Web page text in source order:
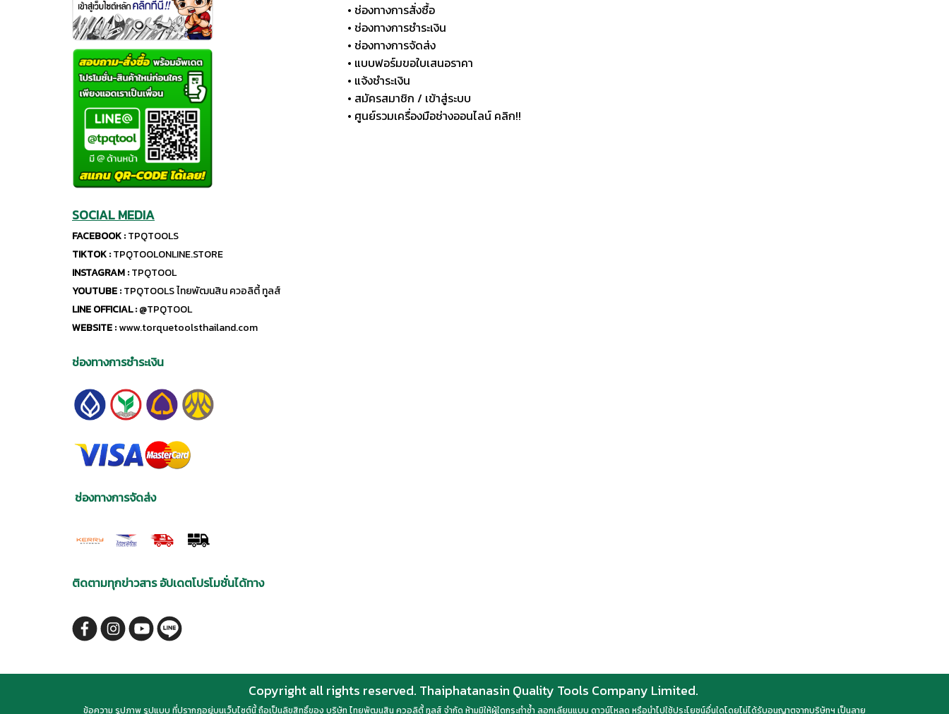
SOCIAL MEDIA
FACEBOOK :TPQTOOLS
TIKTOK :TPQTOOLONLINE.STORE
INSTAGRAM :TPQTOOL
YOUTUBE :TPQTOOLS ไทยพัฒนสิน ควอลิตี้ ทูลส์
LINE OFFICIAL :@TPQTOOL
WEBSITE :www.torquetoolsthailand.com
ช่องทางการชำระเงิน
ช่องทางการจัดส่ง
ติดตามทุกข่าวสาร อัปเดตโปรโมชั่นได้ทาง
• ช่องทางการสั่งซื้อ
• ช่องทางการชำระเงิน
• ช่องทางการจัดส่ง
• แบบฟอร์มขอใบเสนอราคา
• แจ้งชำระเงิน
• สมัครสมาชิก / เข้าสู่ระบบ
• ศูนย์รวมเครื่องมือช่างออนไลน์ คลิก!!
Copyright all rights reserved. Thaiphatanasin Quality Tools Company Limited.
ข้อความ รูปภาพ รูปแบบ ที่ปรากฏอยู่บนเว็บไซต์นี้ ถือเป็นลิขสิทธิ์ของ บริษัท ไทยพัฒนสิน ควอลิตี้ ทูลส์ จำกัด ห้ามมิให้ผู้ใดกระทำซ้ำ ลอกเลียนแบบ ดาวน์โหลด หรือนำไปใช้ประโยชน์อื่นใดโดยไม่ได้รับอนุญาตจากบริษัทฯ เป็นลาย